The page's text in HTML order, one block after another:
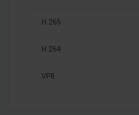
weiteren Daten zusammen, die Sie
gesammelt haben.
H.265
H.264
VP8